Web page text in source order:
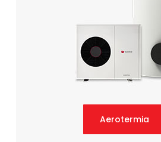
Aerotermia